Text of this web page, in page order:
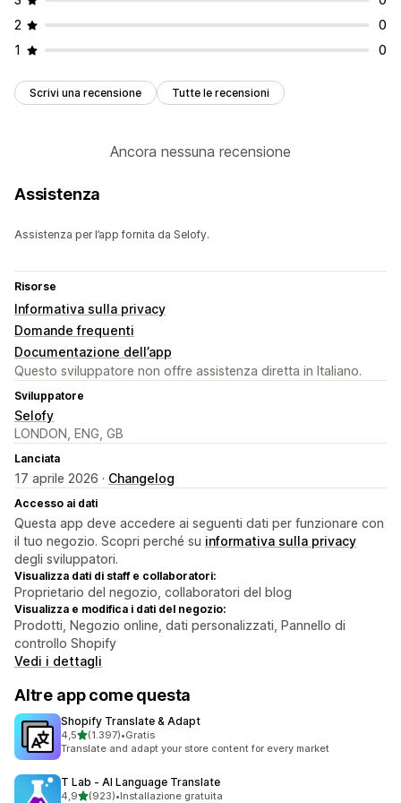
2
0
1
0
Scrivi una recensione Tutte le recensioni
Ancora nessuna recensione
Assistenza
Assistenza per l’app fornita da Selofy.
Risorse
Informativa sulla privacy
Domande frequenti
Documentazione dell’app
Questo sviluppatore non offre assistenza diretta in Italiano.
Sviluppatore
Selofy
LONDON, ENG, GB
Lanciata
17 aprile 2026 · Changelog
Accesso ai dati
Questa app deve accedere ai seguenti dati per funzionare con
il tuo negozio. Scopri perché su informativa sulla privacy
degli sviluppatori.
Visualizza dati di staff e collaboratori:
Proprietario del negozio, collaboratori del blog
Visualizza e modifica i dati del negozio:
Prodotti, Negozio online, dati personalizzati, Pannello di
controllo Shopify
Vedi i dettagli
Altre app come questa
Shopify Translate & Adapt
4,5stelle su 5
(1.397)
1397 recensioni totali
•Gratis
Translate and adapt your store content for every market
T Lab ‑ AI Language Translate
4,9stelle su 5
(923)•Installazione gratuita